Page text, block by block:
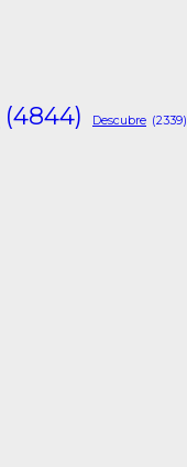
(4844) Descubre (2339)